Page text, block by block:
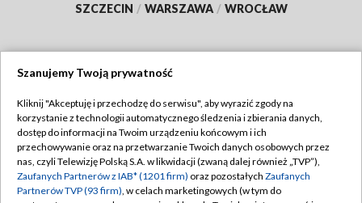
SZCZECIN / WARSZAWA / WROCŁAW
TVP
Abonament TVP
Emisja w TVP
Centrum informacji TVP
Regulamin TVP
Polityka prywatności
Szanujemy Twoją prywatność
Kliknij "Akceptuję i przechodzę do serwisu", aby wyrazić zgody na
korzystanie z technologii automatycznego śledzenia i zbierania danych,
dostęp do informacji na Twoim urządzeniu końcowym i ich
przechowywanie oraz na przetwarzanie Twoich danych osobowych przez
nas, czyli Telewizję Polską S.A. w likwidacji (zwaną dalej również „TVP”),
Zaufanych Partnerów z IAB* (1201 firm) oraz pozostałych Zaufanych
Partnerów TVP (93 firm), w celach marketingowych (w tym do